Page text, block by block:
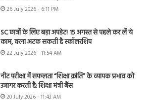
26 July 2026 - 6:11 PM
SC छात्रों के लिए बड़ा अपडेट! 15 अगस्त से पहले कर लें ये
काम, वरना अटक सकती है स्कॉलरशिप
22 July 2026 - 11:54 AM
नीट परीक्षा में सफलता “शिक्षा क्रांति” के व्यापक प्रभाव को
उजागर करती है: शिक्षा मंत्री बैंस
20 July 2026 - 11:43 AM